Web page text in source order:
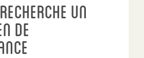
un
de